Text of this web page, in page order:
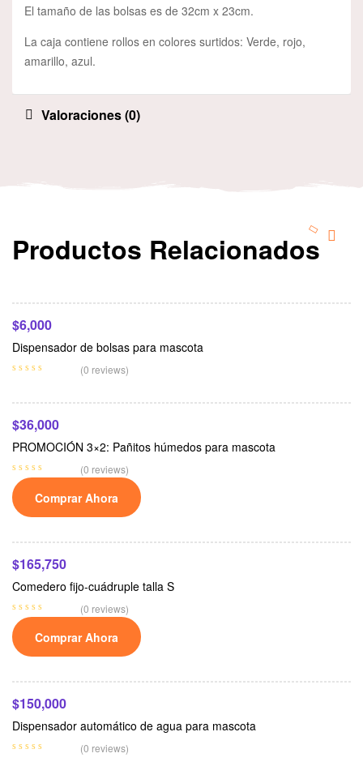
El tamaño de las bolsas es de 32cm x 23cm.
La caja contiene rollos en colores surtidos: Verde, rojo,
amarillo, azul.
Valoraciones (0)
Productos Relacionados
Seleccionar Opciones
$6,000
Dispensador de bolsas para mascota
(0 reviews)
$36,000
PROMOCIÓN 3×2: Pañitos húmedos para mascota
(0 reviews)
Comprar Ahora
$165,750
Comedero fijo-cuádruple talla S
(0 reviews)
Comprar Ahora
$150,000
Dispensador automático de agua para mascota
(0 reviews)